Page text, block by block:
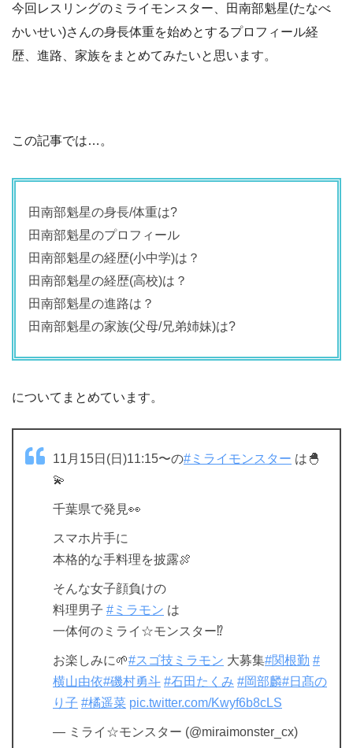
今回レスリングのミライモンスター、田南部魁星(たなべ
かいせい)さんの身長体重を始めとするプロフィール経
歴、進路、家族をまとめてみたいと思います。
この記事では…。
田南部魁星の身長/体重は?
田南部魁星のプロフィール
田南部魁星の経歴(小中学)は？
田南部魁星の経歴(高校)は？
田南部魁星の進路は？
田南部魁星の家族(父母/兄弟姉妹)は?
についてまとめています。
11月15日(日)11:15〜の#ミライモンスター は🐣
💫
千葉県で発見👀
スマホ片手に
本格的な手料理を披露🍖
そんな女子顔負けの
料理男子 #ミラモン は
一体何のミライ☆モンスター⁉️
お楽しみに🌱#スゴ技ミラモン 大募集#関根勤 #
横山由依#磯村勇斗 #石田たくみ #岡部麟#日髙の
り子 #橘遥菜 pic.twitter.com/Kwyf6b8cLS
— ミライ☆モンスター (@miraimonster_cx)